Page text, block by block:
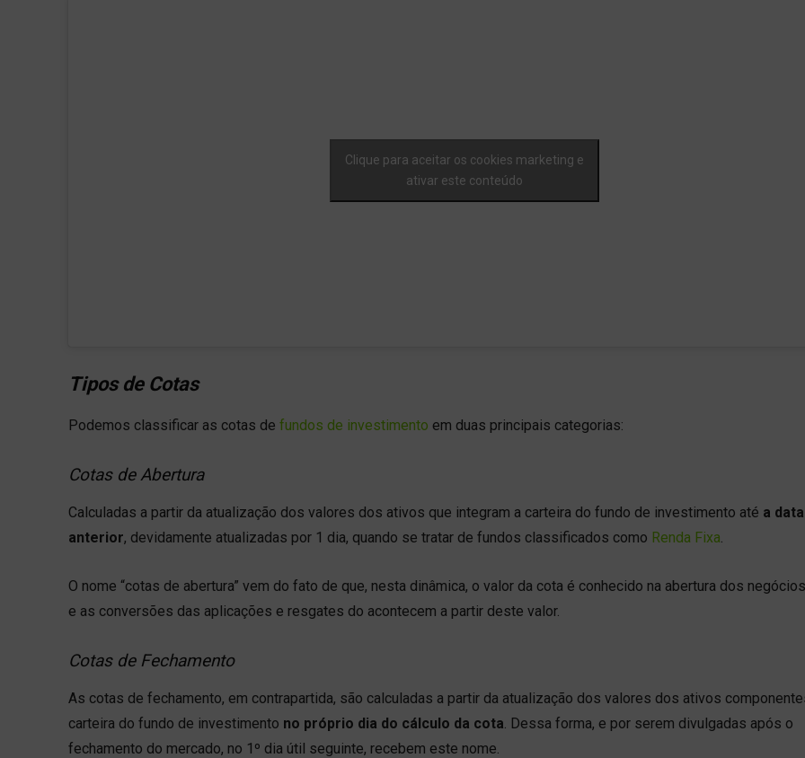
Clique para aceitar os cookies marketing e
ativar este conteúdo
Tipos de Cotas
Podemos classificar as cotas de fundos de investimento em duas principais categorias:
Cotas de Abertura
Calculadas a partir da atualização dos valores dos ativos que integram a carteira do fundo de investimento até a
anterior, devidamente atualizadas por 1 dia, quando se tratar de fundos classificados como Renda Fixa
O nome “cotas de abertura” vem do fato de que, nesta dinâmica, o valor da cota é conhecido na abertura dos
e as conversões das aplicações e resgates do acontecem a partir deste valor.
Cotas de Fechamento
As cotas de fechamento, em contrapartida, são calculadas a partir da atualização dos valores dos ativos
carteira do fundo de investimento no próprio dia do cálculo da cota . Dessa forma, e por serem divulgadas após o
fechamento do mercado, no 1º dia útil seguinte, recebem este nome.